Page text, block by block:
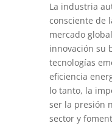
La industria
consciente de
mercado
innovación su
tecnologías
eficiencia
lo tanto, la
ser la presión
sector y